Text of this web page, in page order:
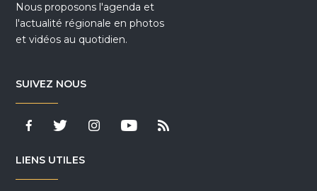
Nous proposons l'agenda et
l'actualité régionale en photos
et vidéos au quotidien.
SUIVEZ NOUS
LIENS UTILES